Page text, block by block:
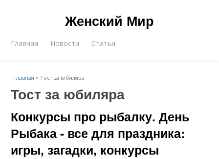
Женский Мир
Главная Новости Статьи
Главная »Тост за юбиляра
Тост за юбиляра
Конкурсы про рыбалку. День
Рыбака - все для праздника:
игры, загадки, конкурсы